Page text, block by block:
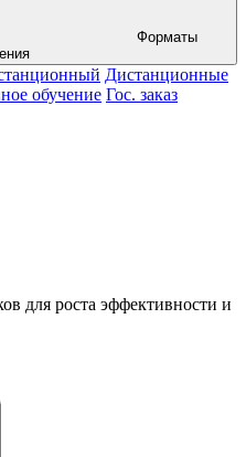
Дистанционные
обучение Гос. заказ
для роста эффективности и